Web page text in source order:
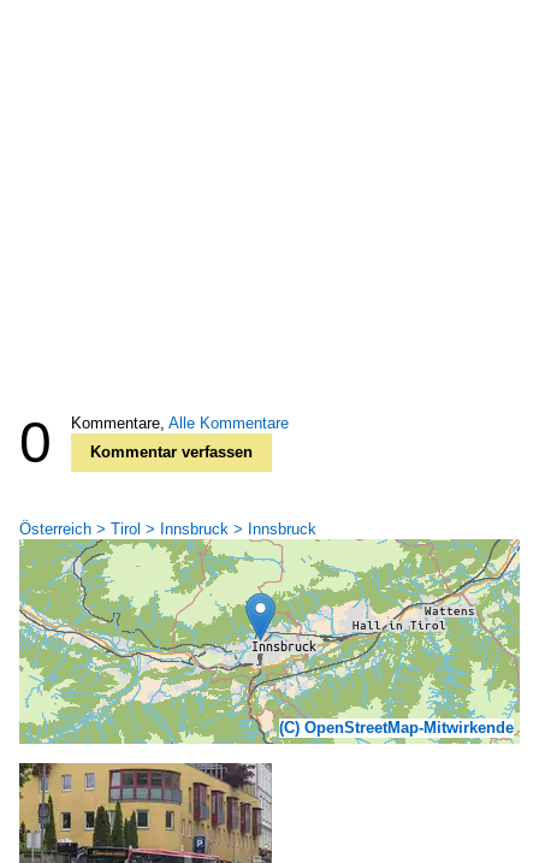
0 Kommentare, Alle Kommentare
Kommentar verfassen
Österreich > Tirol > Innsbruck > Innsbruck
(C) OpenStreetMap-Mitwirkende